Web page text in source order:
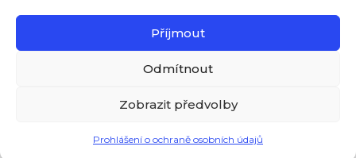
Příjmout
Odmítnout
Zobrazit předvolby
Prohlášení o ochraně osobních údajů
projektem VVI CZECRIN (LM2023049) a z Evropského sociálního
fondu a Evropského fondu regionálního rozvoje projektem
CZECRIN_PRO PACIENTY – zavádění inovativních moderních